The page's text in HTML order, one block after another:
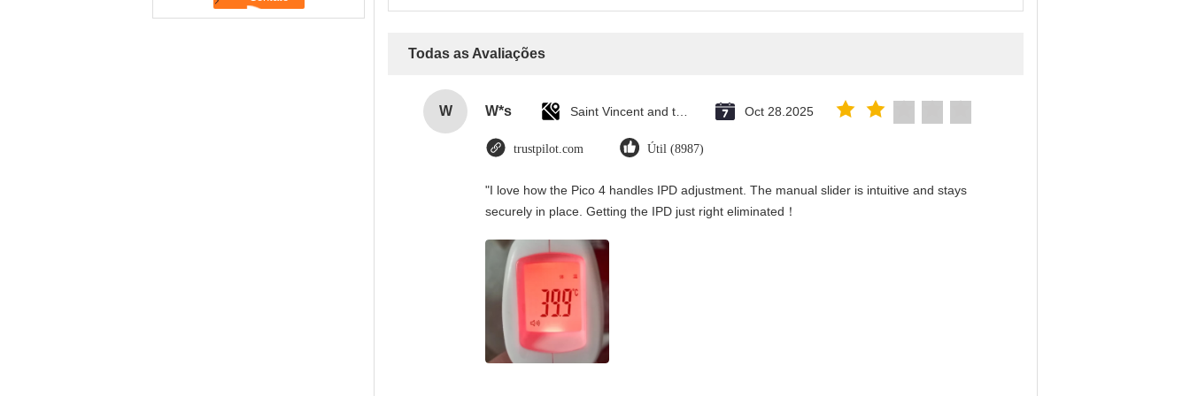
Todas as Avaliações
W W*s Oct 28.2025
trustpilot.com Útil (8987)
"I love how the Pico 4 handles IPD adjustment. The manual slider is intuitive and stays
securely in place. Getting the IPD just right eliminated！